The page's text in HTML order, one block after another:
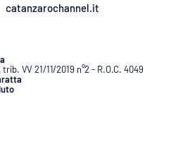
catanzarochannel.it
VV 21/11/2019 n°2 - R.O.C. 4049